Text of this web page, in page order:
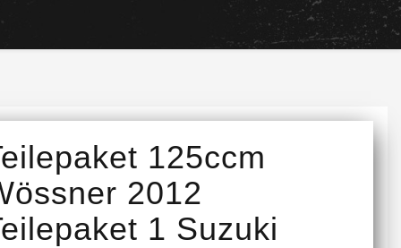
/
125ccm
2012
1 Suzuki